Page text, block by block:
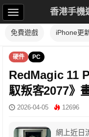
香港手機
免費遊戲 iPhone更
硬件 PC
RedMagic 11
馭叛客2077》
2026-04-05 12696
網上近日